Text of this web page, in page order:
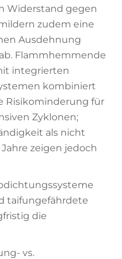
Widerstand gegen
zudem eine
Ausdehnung
Flammhemmende
integrierten
kombiniert
Risikominderung für
Zyklonen;
als nicht
zeigen jedoch
taifungefährdete
die
vs.